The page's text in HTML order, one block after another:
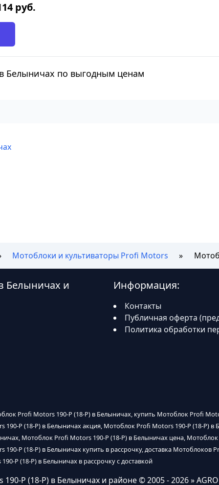
руб.
Белыничах по выгодным ценам
Мотоблоки и культиваторы Profi Motors
Белыничах и Информация:
Контакты
Публичная оферта
Политика обработки
Profi Motors 190-P (18-P) в Белыничах, купить Мотоблок Profi
P (18-P) в Белыничах акция, Мотоблок Profi Motors 190-P (18-P)
Мотоблок Profi Motors 190-P (18-P) в Белыничах цена,
P (18-P) в Белыничах купить в рассрочку, доставка
P (18-P) в Белыничах в рассрочку с доставкой
P (18-P) в Белыничах и районе© 2005 - 2026 »